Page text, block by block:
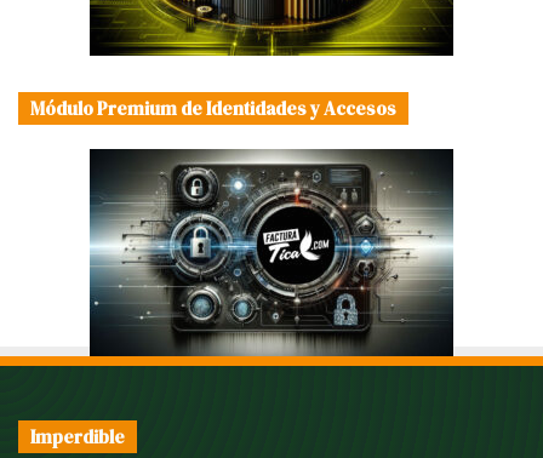
Módulo Premium de Identidades y Accesos
Imperdible